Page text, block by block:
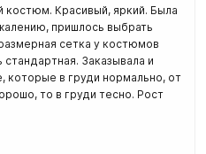
костюм. Красивый, яркий. Была
пришлось выбрать
сетка у костюмов
Заказывала и
которые в груди нормально, от
то в груди тесно. Рост